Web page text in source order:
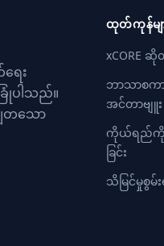
ေး
ြုံပါသည်။
တသော
ထုတ်ကုန်မျ
xCORE
ဘာသာစကာ
အင်တာဗျူး
ကိုယ်ရည်ကို
ခြင်း
သိမြင်မှုစွမ်